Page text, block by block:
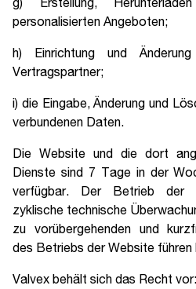
g) Erstellung,
personalisierten Angeboten;
h) Einrichtung und
Vertragspartner;
i) die Eingabe, Änderung und
verbundenen Daten.
Die Website und die dort
Dienste sind 7 Tage in der
verfügbar. Der Betrieb der
zyklische technische
zu vorübergehenden und
des Betriebs der Website führen
Valvex behält sich das Recht vor: